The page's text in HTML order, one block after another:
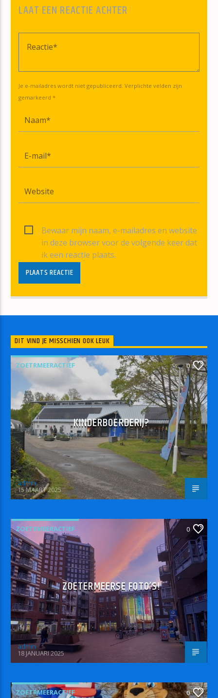
LAAT EEN REACTIE ACHTER
Je e-mailadres wordt niet gepubliceerd. Verplichte velden zijn
gemarkeerd *
Bewaar mijn naam, e-mailadres en website
in deze browser voor de volgende keer dat
ik een reactie plaats.
DIT VIND JE MISSCHIEN OOK LEUK
ZOETRMEERACTIEF 0
KINDERBOERDERIJ?
admin
15 MAART 2025
ZOETRMEERACTIEF 0
ZOETERMEERSE FOTO’S!
admin
18 JANUARI 2025
ZOETRMEERACTIEF 0